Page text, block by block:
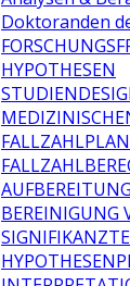
Doktoranden
HYPOTHESEN
BEREINIGUNG